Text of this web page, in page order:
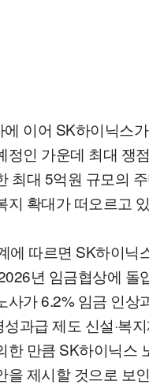
이어 SK하이닉스
정인 가운데 최대 쟁
최대 5억원 규모의
지 확대가 떠오르고
에 따르면 SK하이닉
년 임금협상에 돌
사가 6.2% 임금 인상
과급 제도 신설·복
한 만큼 SK하이닉스
을 제시할 것으로 보